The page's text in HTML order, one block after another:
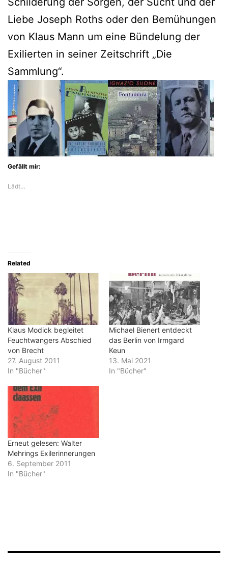
Liebe Joseph Roths oder den Bemühungen
von Klaus Mann um eine Bündelung der
Exilierten in seiner Zeitschrift „Die
Sammlung“.
Gefällt mir:
Lädt…
Related
Klaus Modick begleitet
Feuchtwangers Abschied
von Brecht
27. August 2011
In "Bücher"
Michael Bienert entdeckt
das Berlin von Irmgard
Keun
13. Mai 2021
In "Bücher"
Erneut gelesen: Walter
Mehrings Exilerinnerungen
6. September 2011
In "Bücher"